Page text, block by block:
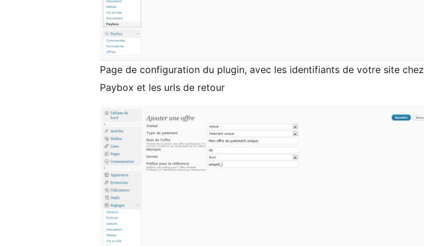
Page de configuration du plugin, avec les identifiants de votre site chez
Paybox et les urls de retour